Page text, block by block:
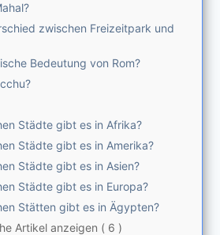
zwischen Freizeitpark und
Bedeutung von Rom?
Städte gibt es in Afrika?
Städte gibt es in Amerika?
Städte gibt es in Asien?
Städte gibt es in Europa?
Stätten gibt es in Ägypten?
Artikel anzeigen ( 6 )